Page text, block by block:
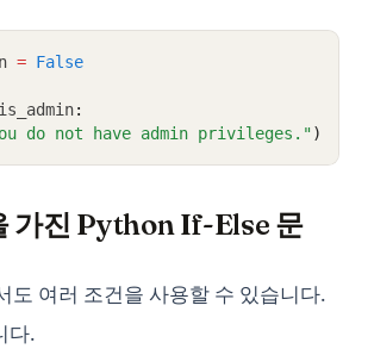
= False
:
do not have admin privileges.")
가진 Python If-Else 문
도 여러 조건을 사용할 수 있습니다.
다.